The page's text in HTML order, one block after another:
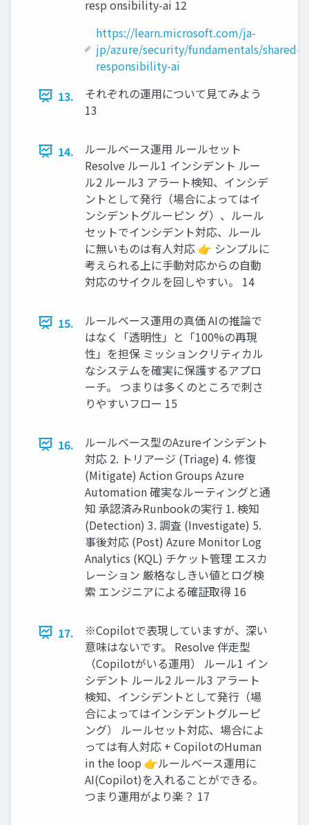
resp onsibility-ai 12
https://learn.microsoft.com/ja-
jp/azure/security/fundamentals/shared-
responsibility-ai
13.
それぞれの運用について見てみよう
13
14.
ルールベース運用 ルールセット
Resolve ルール1 インシデント ルー
ル2 ルール3 アラート検知、インシデ
ントとして発行（場合によってはイ
ンシデントグルーピン グ）、ルール
セットでインシデント対応、ルール
に無いものは有人対応 👉 シンプルに
考えられる上に手動対応からの自動
対応のサイクルを回しやすい。 14
15.
ルールベース運用の真価 AIの推論で
はなく「透明性」と「100%の再現
性」を担保 ミッションクリティカル
なシステムを確実に保護するアプロ
ーチ。 つまりは多くのところで刺さ
りやすいフロー 15
16.
ルールベース型のAzureインシデント
対応 2. トリアージ (Triage) 4. 修復
(Mitigate) Action Groups Azure
Automation 確実なルーティングと通
知 承認済みRunbookの実行 1. 検知
(Detection) 3. 調査 (Investigate) 5.
事後対応 (Post) Azure Monitor Log
Analytics (KQL) チケット管理 エスカ
レーション 厳格なしきい値とログ検
索 エンジニアによる確証取得 16
17.
※Copilotで表現していますが、深い
意味はないです。 Resolve 伴走型
（Copilotがいる運用） ルール1 イン
シデント ルール2 ルール3 アラート
検知、インシデントとして発行（場
合によってはインシデントグルーピ
ング） ルールセット対応、場合によ
っては有人対応 + CopilotのHuman
in the loop 👉ルールベース運用に
AI(Copilot)を入れることができる。
つまり運用がより楽？ 17